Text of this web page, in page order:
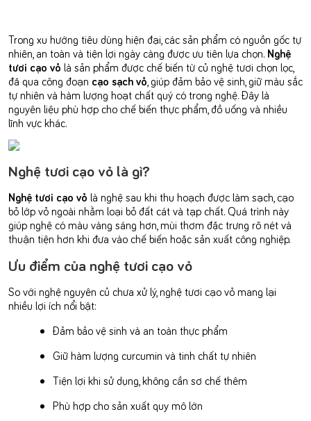
Trong xu hướng tiêu dùng hiện đại, các sản phẩm có nguồn gốc tự
nhiên, an toàn và tiện lợi ngày càng được ưu tiên lựa chọn. Nghệ
tươi cạo vỏ là sản phẩm được chế biến từ củ nghệ tươi chọn lọc,
đã qua công đoạn cạo sạch vỏ , giúp đảm bảo vệ sinh, giữ màu sắc
tự nhiên và hàm lượng hoạt chất quý có trong nghệ. Đây là
nguyên liệu phù hợp cho chế biến thực phẩm, đồ uống và nhiều
lĩnh vực khác.
Nghệ tươi cạo vỏ là gì?
Nghệ tươi cạo vỏ là nghệ sau khi thu hoạch được làm sạch, cạo
bỏ lớp vỏ ngoài nhằm loại bỏ đất cát và tạp chất. Quá trình này
giúp nghệ có màu vàng sáng hơn, mùi thơm đặc trưng rõ nét và
thuận tiện hơn khi đưa vào chế biến hoặc sản xuất công nghiệp.
Ưu điểm của nghệ tươi cạo vỏ
So với nghệ nguyên củ chưa xử lý, nghệ tươi cạo vỏ mang lại
nhiều lợi ích nổi bật:
Đảm bảo vệ sinh và an toàn thực phẩm
Giữ hàm lượng curcumin và tinh chất tự nhiên
Tiện lợi khi sử dụng, không cần sơ chế thêm
Phù hợp cho sản xuất quy mô lớn